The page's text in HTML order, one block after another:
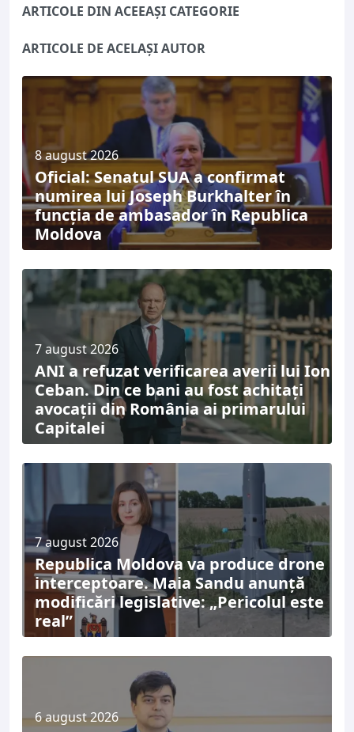
ARTICOLE DIN ACEEAȘI CATEGORIE
ARTICOLE DE ACELAȘI AUTOR
8 august 2026
Oficial: Senatul SUA a confirmat
numirea lui Joseph Burkhalter în
funcția de ambasador în Republica
Moldova
7 august 2026
ANI a refuzat verificarea averii lui Ion
Ceban. Din ce bani au fost achitați
avocații din România ai primarului
Capitalei
7 august 2026
Republica Moldova va produce drone
interceptoare. Maia Sandu anunță
modificări legislative: „Pericolul este
real”
6 august 2026